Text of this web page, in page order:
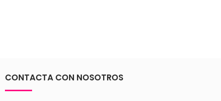
CONTACTA CON NOSOTROS